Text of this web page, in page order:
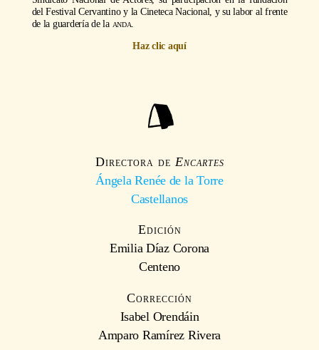
del Festival Cervantino y la Cineteca Nacional, y su labor al frente
de la guardería de la anda
Haz clic aquí
Directora de Encartes
Ángela Renée de la Torre
Castellanos
Edición
Emilia Díaz Corona
Centeno
Corrección
Isabel Orendáin
Amparo Ramírez Rivera